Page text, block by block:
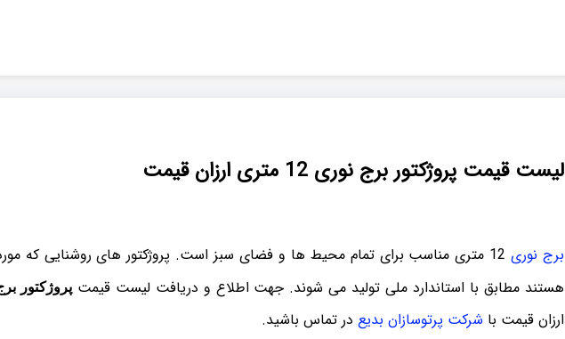
لیست قیمت پروژکتور برج نوری 12 متری ارزان قیمت
برج نوری
12 متری مناسب برای تمام محیط ها و فضای سبز است. پروژکتور های روشنایی که
هستند مطابق با استاندارد ملی تولید می شوند. جهت اطلاع و دریافت لیست قیمتپروژکتور
ارزان قیمت با شرکت پرتوسازان بدیع در تماس باشید.